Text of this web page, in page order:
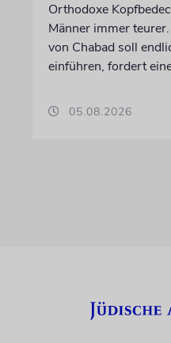
Orthodoxe
Männer immer
von Chabad soll
einführen, fordert
05.08.2026